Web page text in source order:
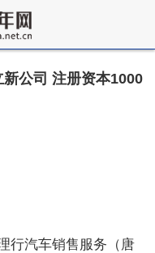
公司 注册资本1000
行汽车销售服务（唐